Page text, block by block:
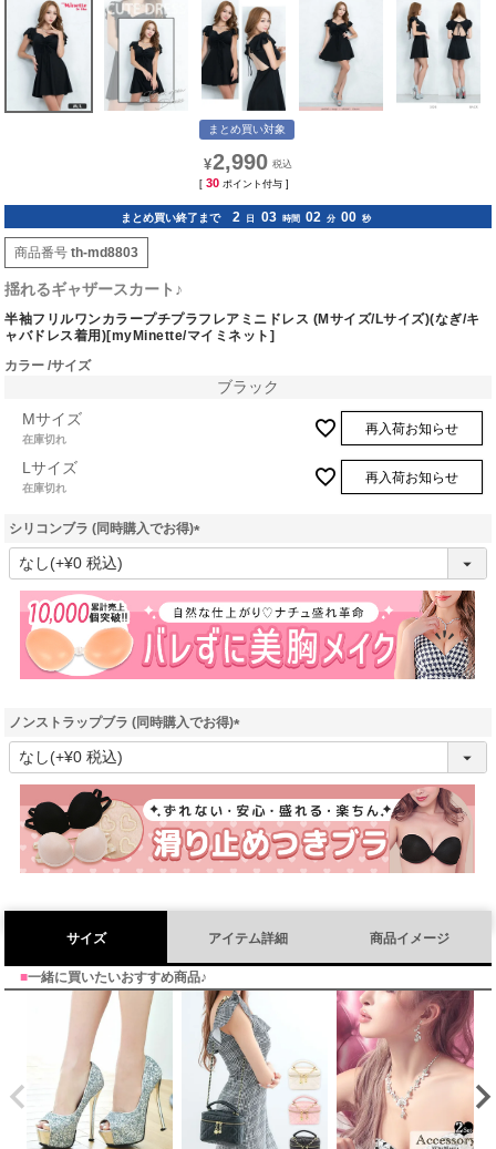
まとめ買い対象
¥2,990
[ 30 ポイント付与 ]
まとめ買い終了まで 2 日 03 時間 02 分 00 秒
商品番号 th-md8803
揺れるギャザースカート♪
半袖フリルワンカラープチプラフレアミニドレス (Mサイズ/Lサイズ)(なぎ/キ
ャバドレス着用)[myMinette/マイミネット]
カラー サイズ
ブラック
Mサイズ
在庫切れ
再入荷お知らせ
Lサイズ
在庫切れ
再入荷お知らせ
シリコンブラ (同時購入でお得)
(
須
)
ノンストラップブラ (同時購入でお得)
(
須
)
サイズ アイテム詳細 商品イメージ
■一緒に買いたいおすすめ商品♪